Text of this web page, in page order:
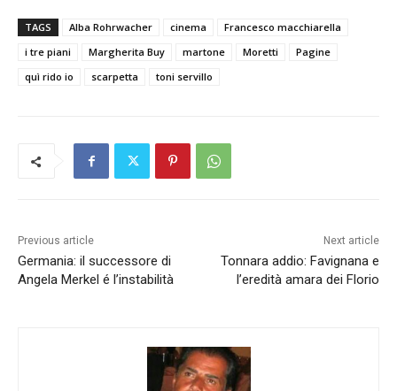
TAGS Alba Rohrwacher cinema
Francesco macchiarella
i tre piani
Margherita Buy martone Moretti
Pagine
quì rido io
scarpetta toni servillo
Previous article
Germania: il successore di
Angela Merkel é l’instabilità
Next article
Tonnara addio: Favignana e
l’eredità amara dei Florio